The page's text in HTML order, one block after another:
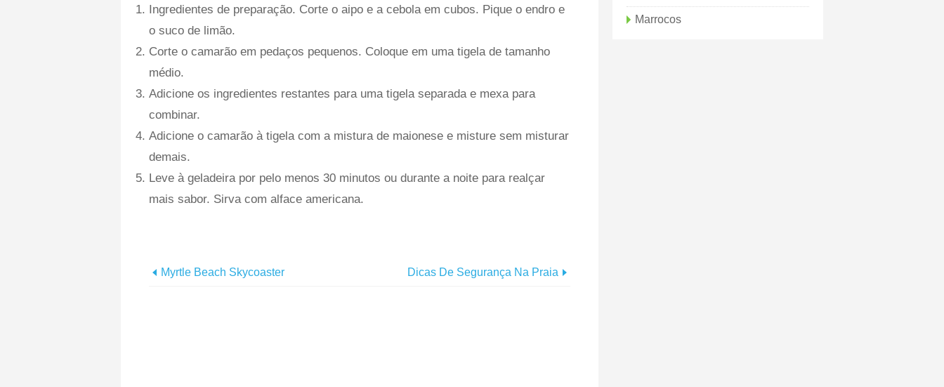
Ingredientes de preparação. Corte o aipo e a cebola em cubos. Pique o endro e
o suco de limão.
Corte o camarão em pedaços pequenos. Coloque em uma tigela de tamanho
médio.
Adicione os ingredientes restantes para uma tigela separada e mexa para
combinar.
Adicione o camarão à tigela com a mistura de maionese e misture sem misturar
demais.
Leve à geladeira por pelo menos 30 minutos ou durante a noite para realçar
mais sabor. Sirva com alface americana.
Myrtle Beach Skycoaster Dicas De Segurança Na Praia
Marrocos